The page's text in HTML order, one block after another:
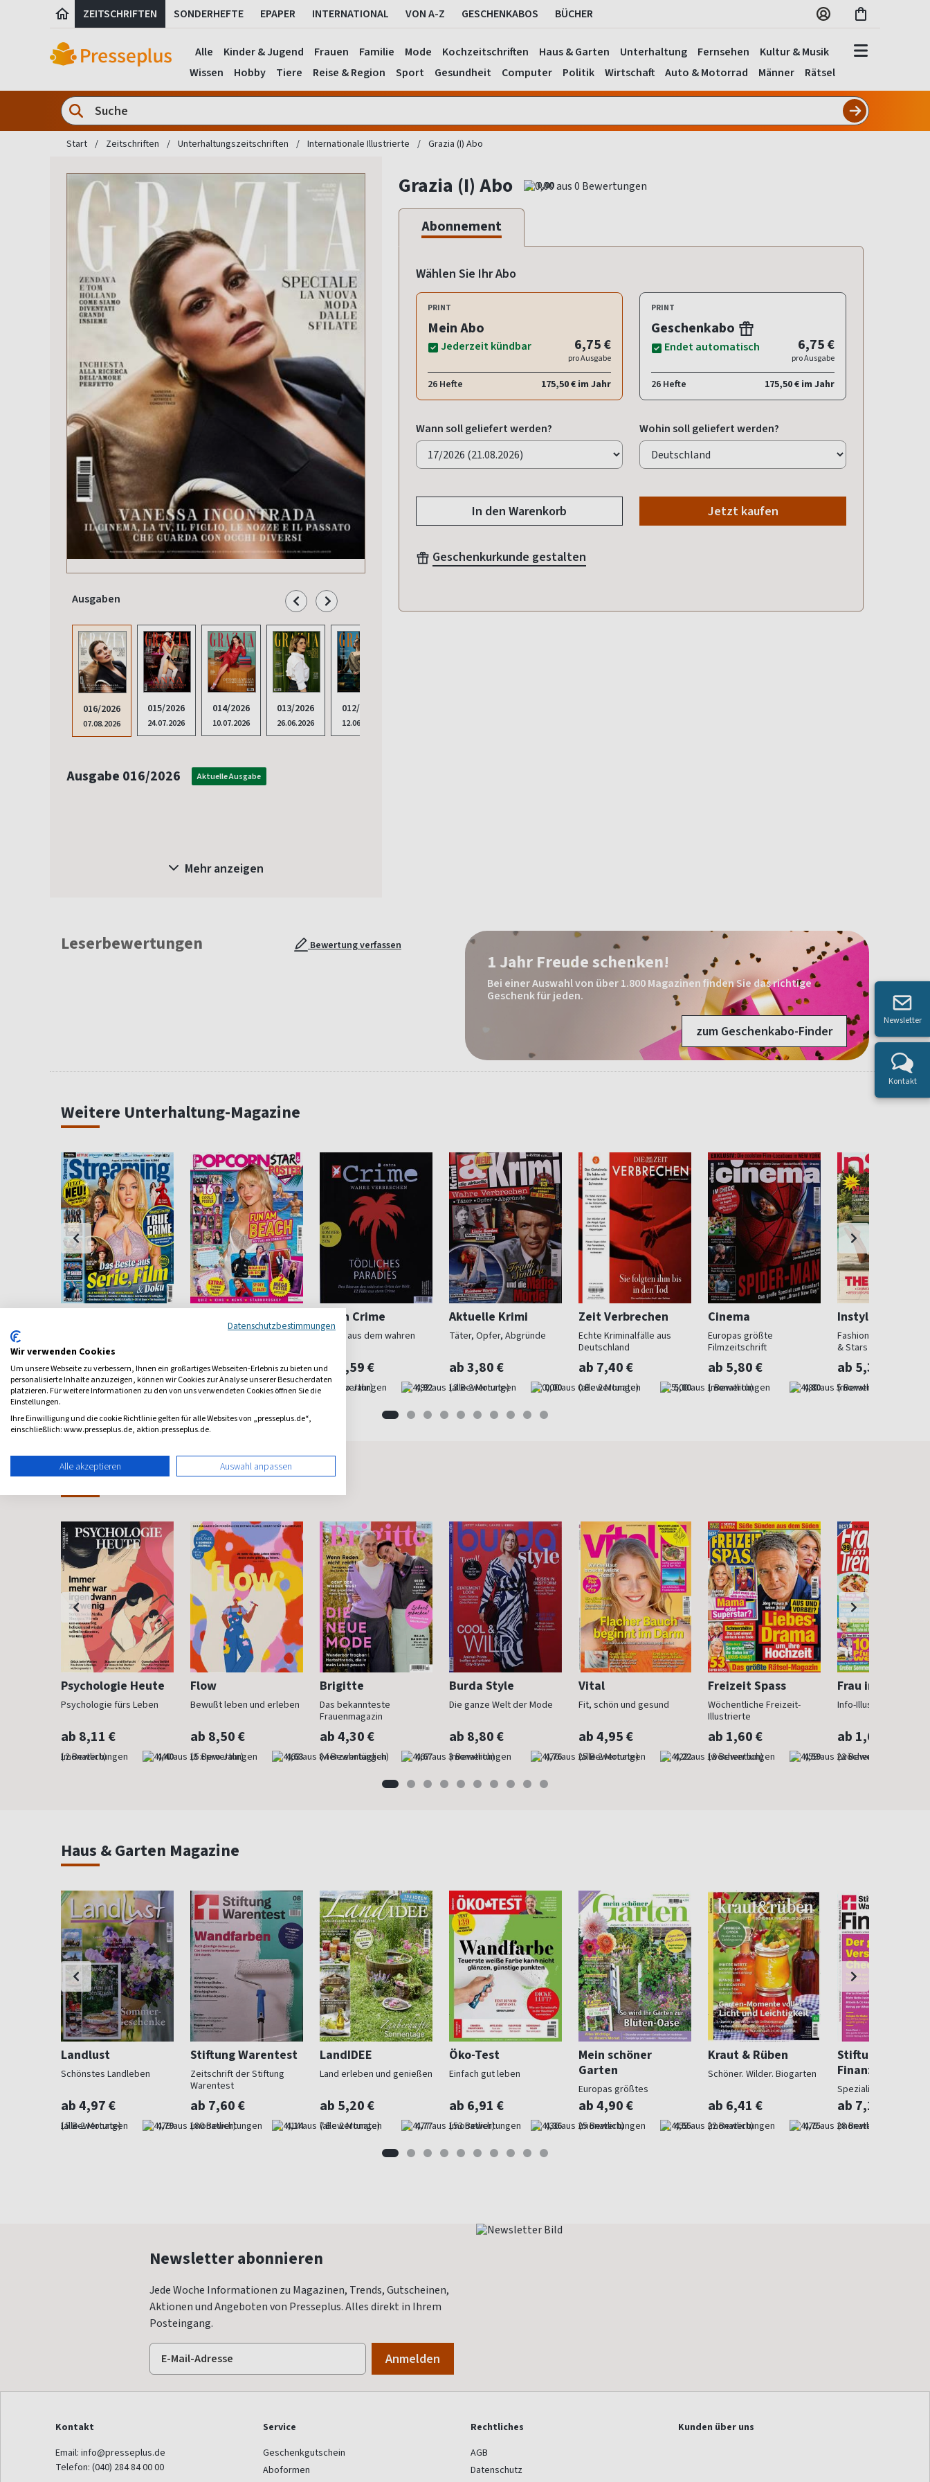
ZEITSCHRIFTEN SONDERHEFTE EPAPER INTERNATIONAL VON A-Z GESCHENKABOS BÜCHER
Alle Kinder & Jugend Frauen Familie Mode Kochzeitschriften Haus & Garten Unterhaltung Fernsehen
Kultur & Musik
Wissen
Hobby Tiere Reise & Region Sport Gesundheit Computer Politik Wirtschaft Auto & Motorrad Männer Rätsel
Start Zeitschriften Unterhaltungszeitschriften Internationale Illustrierte Grazia (I) Abo
Ausgaben
016/2026
07.08.2026
015/2026
24.07.2026
014/2026
10.07.2026
013/2026
26.06.2026
012/2026
12.06.2026
Ausgabe 016/2026 Aktuelle Ausgabe
Mehr anzeigen
Grazia (I) Abo 0,00
Abonnement
Wählen Sie Ihr Abo
PRINT
Mein Abo
Jederzeit kündbar 6,75 €
pro Ausgabe
26 Hefte 175,50 € im Jahr
PRINT
Geschenkabo
Endet automatisch 6,75 €
pro Ausgabe
26 Hefte 175,50 € im Jahr
Wann soll geliefert werden? Wohin soll geliefert werden?
In den Warenkorb Jetzt kaufen
Geschenkurkunde gestalten
Leserbewertungen Bewertung verfassen
1 Jahr Freude schenken!
Bei einer Auswahl von über 1.800 Magazinen finden Sie das richtige
Geschenk für jeden.
zum Geschenkabo-Finder
Weitere Unterhaltung-Magazine
4,75
ab 4,90 €
(alle 2 Monate) 4,00
ab 3,99 €
(alle 2 Monate) 4,29
stern Crime
Krimis aus dem wahren
ab 7,59 €
(7 x pro Jahr) 4,92
Aktuelle Krimi
Täter, Opfer, Abgründe
ab 3,80 €
(alle 2 Monate) 0,00
Zeit Verbrechen
Echte Kriminalfälle aus
Deutschland
ab 7,40 €
(alle 2 Monate) 5,00
Cinema
Europas größte
Filmzeitschrift
ab 5,80 €
(monatlich) 4,80
Instyle
Fashion, Beauty,
& Stars
ab 5,30 €
(monatlich)
Frauenzeitschriften
Psychologie Heute
Psychologie fürs Leben
ab 8,11 €
(monatlich) 4,40
Flow
Bewußt leben und erleben
ab 8,50 €
(8 x pro Jahr) 4,63
Brigitte
Das bekannteste
Frauenmagazin
ab 4,30 €
(vierzehntäglich) 4,67
Burda Style
Die ganze Welt der Mode
ab 8,80 €
(monatlich) 4,76
Vital
Fit, schön und gesund
ab 4,95 €
(alle 2 Monate) 4,22
Freizeit Spass
Wöchentliche Freizeit-
Illustrierte
ab 1,60 €
(wöchentlich) 4,59
Frau im Trend
Info-Illustrierte für
ab 1,60 €
(wöchentlich)
Haus & Garten Magazine
Landlust
Schönstes Landleben
ab 4,97 €
(alle 2 Monate) 4,79
Stiftung Warentest
Zeitschrift der Stiftung
Warentest
ab 7,60 €
(monatlich) 4,14
LandIDEE
Land erleben und genießen
ab 5,20 €
(alle 2 Monate) 4,77
Öko-Test
Einfach gut leben
ab 6,91 €
(monatlich) 4,36
Mein schöner
Garten
Europas größtes
Gartenmagazin
ab 4,90 €
(monatlich) 4,55
Kraut & Rüben
Schöner. Wilder. Biogarten
ab 6,41 €
(monatlich) 4,75
Stiftung
Finanzen
Spezialist in
ab 7,10 €
(monatlich)
Newsletter abonnieren
Jede Woche Informationen zu Magazinen, Trends, Gutscheinen,
Aktionen und Angeboten von Presseplus. Alles direkt in Ihrem
Posteingang.
Kontakt
Email: info@presseplus.de
Telefon: (040) 284 84 00 00
Service
Geschenkgutschein
Aboformen
Rechtliches
AGB
Datenschutz
Kunden über uns
Newsletter
Kontakt
Datenschutzbestimmungen
Wir verwenden Cookies
Um unsere Webseite zu verbessern, Ihnen ein großartiges Webseiten-Erlebnis zu bieten und
personalisierte Inhalte anzuzeigen, können wir Cookies zur Analyse unserer Besucherdaten
platzieren. Für weitere Informationen zu den von uns verwendeten Cookies öffnen Sie die
Einstellungen.
Ihre Einwilligung und die cookie Richtlinie gelten für alle Websites von „presseplus.de“,
einschließlich: www.presseplus.de, aktion.presseplus.de.
Alle akzeptieren Auswahl anpassen